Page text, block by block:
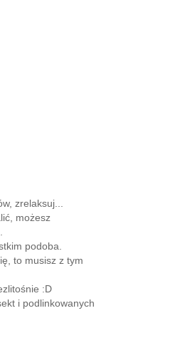
zrelaksuj...
możesz
podoba.
to musisz z tym
:D
i podlinkowanych